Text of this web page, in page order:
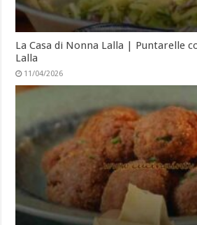
La Casa di Nonna Lalla | Puntarelle
Lalla
11/04/2026